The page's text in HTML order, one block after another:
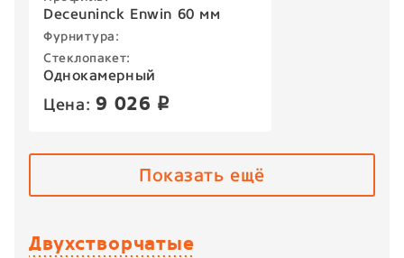
Deceuninck Enwin 60 мм
Фурнитура:
Стеклопакет:
Однокамерный
Цена:9 026 p
Показать ещё
Двухстворчатые